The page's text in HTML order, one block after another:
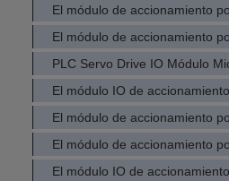
El módulo de accionamiento
El módulo de accionamiento
PLC Servo Drive IO Módulo
El módulo IO de
El módulo de accionamiento
El módulo de accionamiento
El módulo IO de